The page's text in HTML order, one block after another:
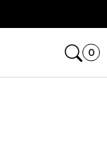
0